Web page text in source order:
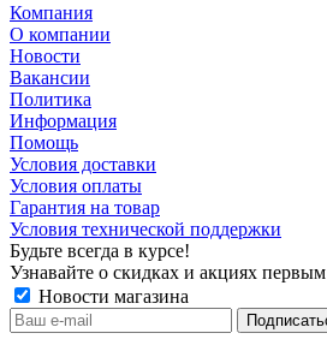
Компания
О компании
Новости
Вакансии
Политика
Информация
Помощь
Условия доставки
Условия оплаты
Гарантия на товар
Условия технической поддержки
Будьте всегда в курсе!
Узнавайте о скидках и акциях первым
Новости магазина